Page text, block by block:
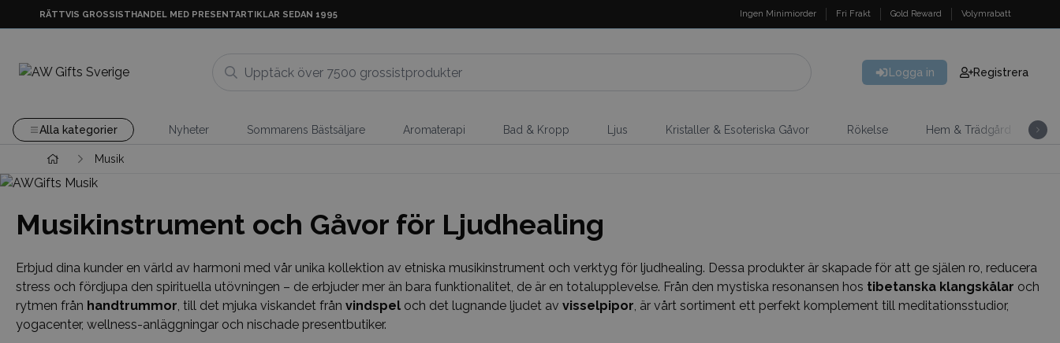
RÄTTVIS GROSSISTHANDEL MED PRESENTARTIKLAR SEDAN 1995 Ingen Minimiorder Fri Frakt Gold Reward Volymrabatt
Logga in Registrera
Alla kategorier Nyheter Sommarens Bästsäljare Aromaterapi Bad & Kropp Ljus Kristaller & Esoteriska Gåvor Rökelse Hem & Trädgård
Musik
Musikinstrument och Gåvor för Ljudhealing
Erbjud dina kunder en värld av harmoni med vår unika kollektion av etniska musikinstrument och verktyg för ljudhealing. Dessa produkter är skapade för att ge själen ro, reducera
stress och fördjupa den spirituella utövningen – de erbjuder mer än bara funktionalitet, de är en totalupplevelse. Från den mystiska resonansen hos tibetanska klangskålar och
rytmen från handtrummor, till det mjuka viskandet från vindspel och det lugnande ljudet av visselpipor, är vårt sortiment ett perfekt komplement till meditationsstudior,
yogacenter, wellness-anläggningar och nischade presentbutiker.